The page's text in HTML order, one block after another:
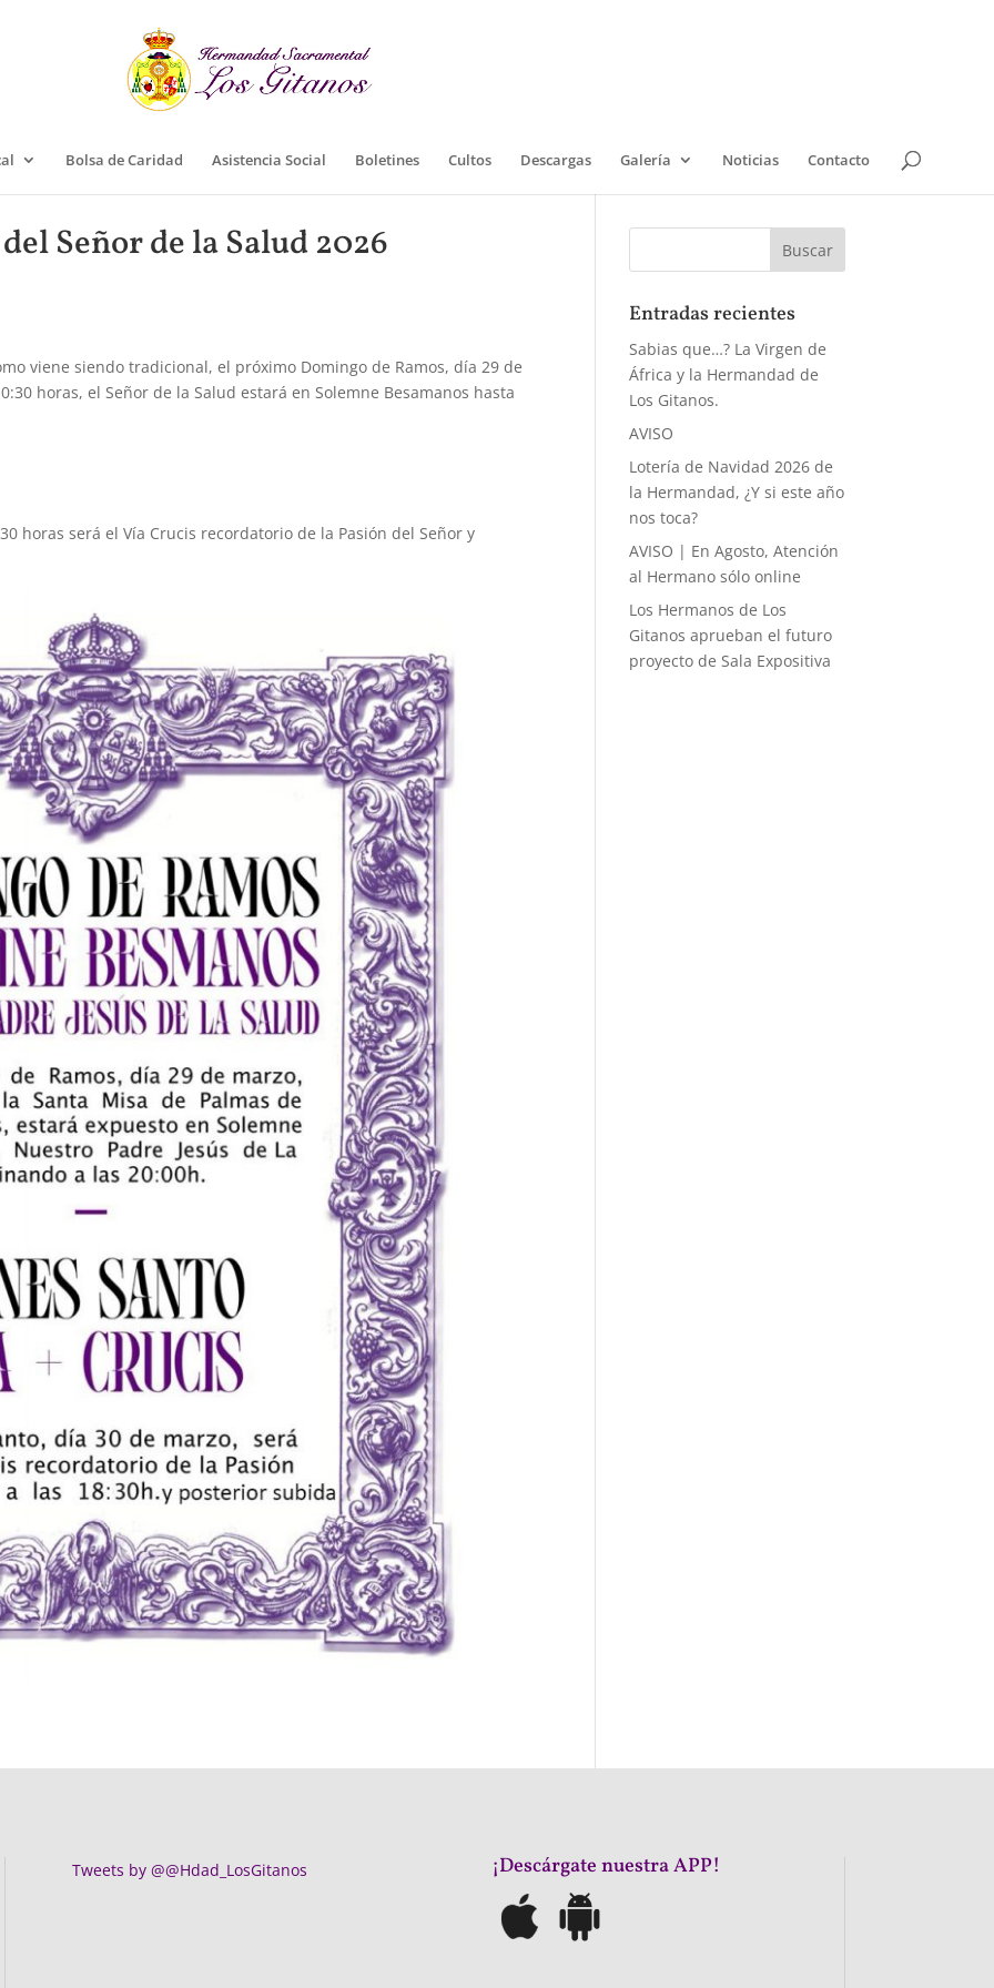
Bolsa de Caridad Asistencia Social Boletines Cultos Descargas Galería Noticias Contacto
Señor de la Salud 2026
viene siendo tradicional, el próximo Domingo de Ramos, día 29 de
horas, el Señor de la Salud estará en Solemne Besamanos hasta
horas será el Vía Crucis recordatorio de la Pasión del Señor y
Entradas recientes
Sabias que…? La Virgen de
África y la Hermandad de
Los Gitanos.
AVISO
Lotería de Navidad 2026 de
la Hermandad, ¿Y si este año
nos toca?
AVISO | En Agosto, Atención
al Hermano sólo online
Los Hermanos de Los
Gitanos aprueban el futuro
proyecto de Sala Expositiva
Tweets by @@Hdad_LosGitanos ¡Descárgate nuestra APP!